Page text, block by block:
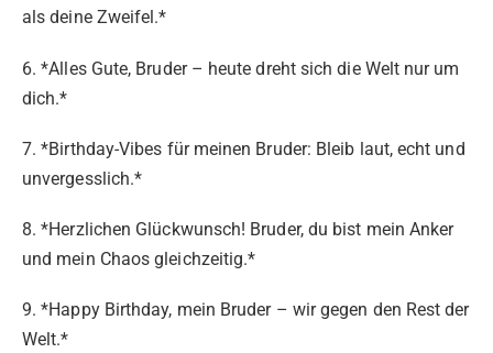
als deine Zweifel.*
6. *Alles Gute, Bruder – heute dreht sich die Welt nur um
dich.*
7. *Birthday-Vibes für meinen Bruder: Bleib laut, echt und
unvergesslich.*
8. *Herzlichen Glückwunsch! Bruder, du bist mein Anker
und mein Chaos gleichzeitig.*
9. *Happy Birthday, mein Bruder – wir gegen den Rest der
Welt.*